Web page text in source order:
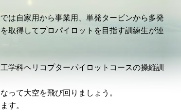
は自家用から事業用、単発タービンから多発
取得してプロパイロットを目指す訓練生が連
学科ヘリコプターパイロットコースの操縦訓
って大空を飛び回りましょう。
す。